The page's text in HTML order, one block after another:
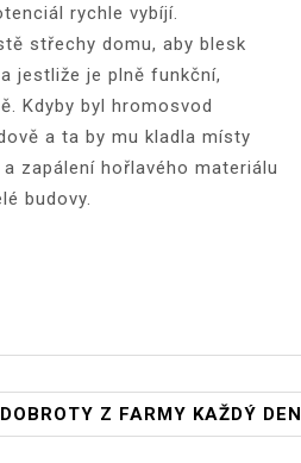
rychle vybíjí.
střechy domu, aby blesk
jestliže je plně funkční,
Kdyby byl hromosvod
a ta by mu kladla místy
zapálení hořlavého materiálu
budovy.
DOBROTY Z FARMY KAŽDÝ DEN